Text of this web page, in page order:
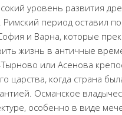
уровень развития
период оставил
и Варна, которые
жизнь в античные
или Асенова
царства, когда страна
Османское
особенно в виде